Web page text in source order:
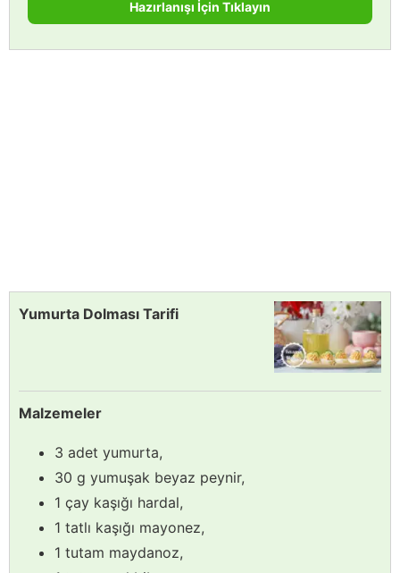
Hazırlanışı İçin Tıklayın
Yumurta Dolması Tarifi
Malzemeler
3 adet yumurta,
30 g yumuşak beyaz peynir,
1 çay kaşığı hardal,
1 tatlı kaşığı mayonez,
1 tutam maydanoz,